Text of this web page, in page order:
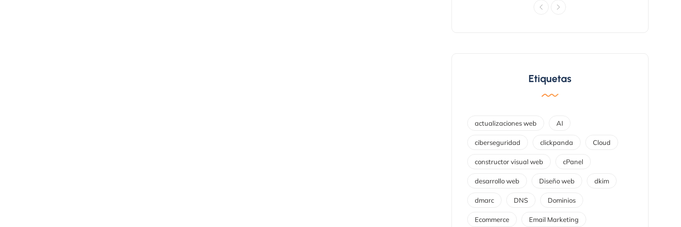
Etiquetas
actualizaciones web AI
ciberseguridad clickpanda Cloud
constructor visual web cPanel
desarrollo web Diseño web dkim
dmarc DNS Dominios
Ecommerce Email Marketing